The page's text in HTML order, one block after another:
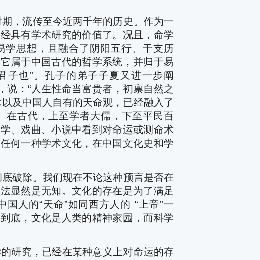
流传至今近两千年的历史。作为一
具有学术研究的价值了。况且，命学
学思想，且融合了阴阳五行、干支历
属于中国古代的哲学系统，并归于易
子也”。孔子的弟子子夏又进一步阐
说： “ 人生性命当富贵者，初禀自然之
及中国人自有的天命观，已经融入了
在古代，上至学者大儒，下至平民百
、戏曲、小说中看到对命运或测命术
何一种学术文化，在中国文化史和学
除。我们现在不论这种预言是否在
显然是无知。文化的存在是为了满足
国人的“天命”如同西方人的“ 上帝”一
底，文化是人类的精神家园，而科学
究，已经在某种意义上对命运的存